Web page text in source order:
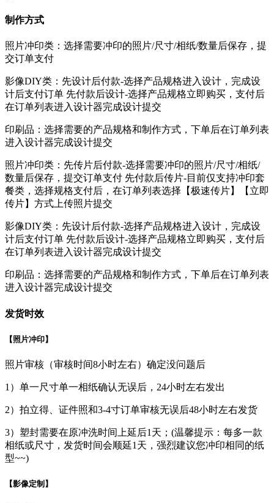
制作方式
照片冲印类：选择需要冲印的照片/尺寸/相纸/数量后保存，提
交订单支付
影像DIY类：先设计后付款-选择产品规格进入设计，完成设
计后支付订单 先付款后设计-选择产品规格立即购买，支付后
在订单列表进入设计器完成设计提交
印刷品：选择需要的产品规格和制作方式，下单后在订单列表
进入设计器完成设计提交
照片冲印类：先传片后付款-选择需要冲印的照片/尺寸/相纸/
数量后保存，提交订单支付 先付款后传片-目前仅支持冲印套
餐类，选择规格支付后，在订单列表选择【极速传片】【立即
传片】方式上传照片提交
影像DIY类：先设计后付款-选择产品规格进入设计，完成设
计后支付订单 先付款后设计-选择产品规格立即购买，支付后
在订单列表进入设计器完成设计提交
印刷品：选择需要的产品规格和制作方式，下单后在订单列表
进入设计器完成设计提交
发货时效
【照片冲印】
照片审核（审核时间8小时左右）确定没问题后
1）单一尺寸单一相纸确认无误后，24小时左右发出
2）拍立得、证件照和3-4寸订单审核无误后48小时左右发货
3）塑封需要在原冲洗时间上延后1天；(温馨提示：每多一款
相纸或尺寸，发货时间会顺延1天，强烈建议您冲印相同的纸
型~~)
【影像定制】